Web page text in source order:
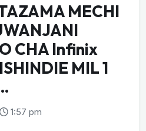
MECHI
CHA Infinix
MIL 1
1:57 pm